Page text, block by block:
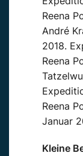
Reena
André
2018.
Reena
Reena
Januar
Kleine